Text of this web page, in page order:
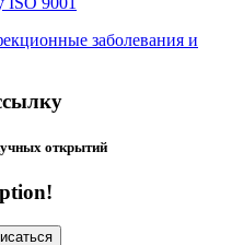
заболевания и
открытий